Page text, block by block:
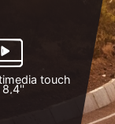
touch
8,4''